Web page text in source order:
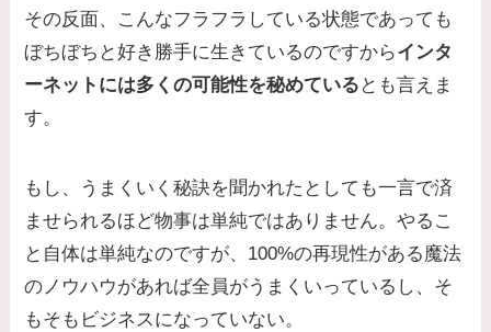
その反面、こんなフラフラしている状態であっても
ぼちぼちと好き勝手に生きているのですからインタ
ーネットには多くの可能性を秘めている とも言えま
す。
もし、うまくいく秘訣を聞かれたとしても一言で済
ませられるほど物事は単純ではありません。やるこ
と自体は単純なのですが、100%の再現性がある魔法
のノウハウがあれば全員がうまくいっているし、そ
もそもビジネスになっていない。